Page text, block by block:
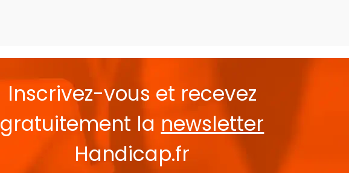
Inscrivez-vous et recevez
gratuitement la newsletter
Handicap.fr